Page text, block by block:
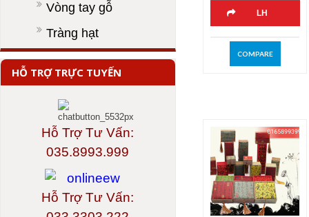
LH
COMPARE
Vòng tay gỗ
Tràng hạt
HỖ TRỢ TRỰC TUYẾN
Hỗ Trợ Tư Vấn:
035.8993.999
Hỗ Trợ Tư Vấn: